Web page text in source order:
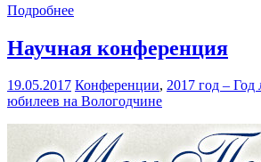
Подробнее
Научная конференция
19.05.2017 Конференции, 2017 год – Год
юбилеев на Вологодчине